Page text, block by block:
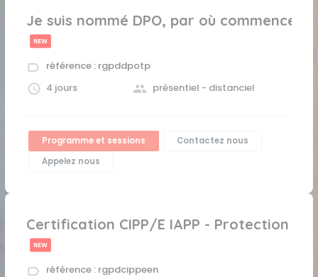
Je suis nommé DPO, par où commencer
référence : rgpddpotp
4 jours
présentiel - distanciel
Programme et sessions
Contactez nous
Appelez nous
Certification CIPP/E IAPP - Protection
référence : rgpdcippeen